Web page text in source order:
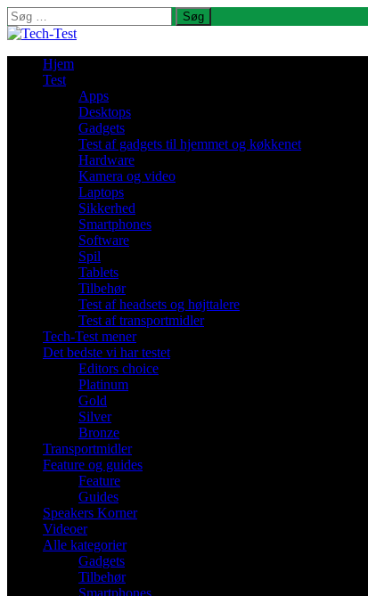
Søg
efter:
Hjem
Test
Apps
Desktops
Gadgets
Test af gadgets til hjemmet og køkkenet
Hardware
Kamera og video
Laptops
Sikkerhed
Smartphones
Software
Spil
Tablets
Tilbehør
Test af headsets og højttalere
Test af transportmidler
Tech-Test mener
Det bedste vi har testet
Editors choice
Platinum
Gold
Silver
Bronze
Transportmidler
Feature og guides
Feature
Guides
Speakers Korner
Videoer
Alle kategorier
Gadgets
Tilbehør
Smartphones